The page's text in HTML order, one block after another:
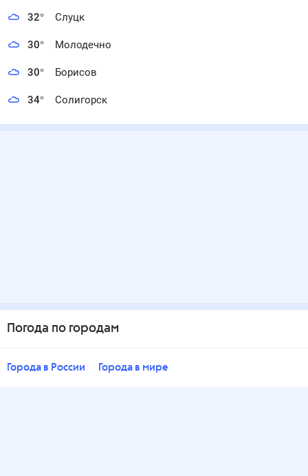
32° Слуцк
30° Молодечно
30° Борисов
34° Солигорск
Погода по городам
Города в России Города в мире